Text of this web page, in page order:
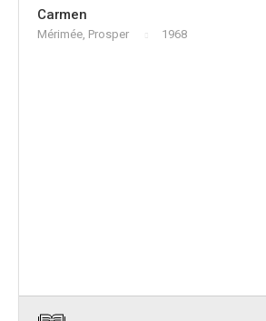
Carmen
Mérimée, Prosper 1968